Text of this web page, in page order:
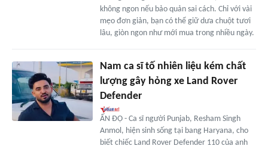
không ngon nếu bảo quản sai cách. Chỉ với vài
mẹo đơn giản, bạn có thể giữ dưa chuột tươi
lâu, giòn ngon như mới mua trong nhiều ngày.
Nam ca sĩ tố nhiên liệu kém chất
lượng gây hỏng xe Land Rover
Defender
ẤN ĐỘ - Ca sĩ người Punjab, Resham Singh
Anmol, hiện sinh sống tại bang Haryana, cho
biết chiếc Land Rover Defender 110 của anh